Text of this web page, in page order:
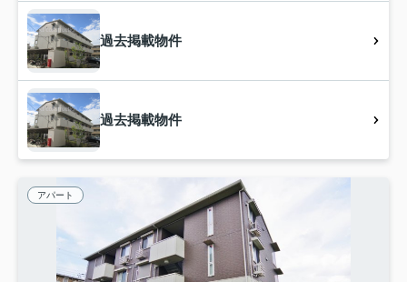
過去掲載物件
過去掲載物件
アパート